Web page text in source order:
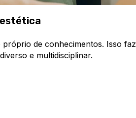
estética
de conhecimentos. Isso faz
e multidisciplinar.